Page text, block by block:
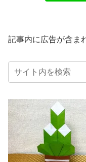
記事内に広告が含ま